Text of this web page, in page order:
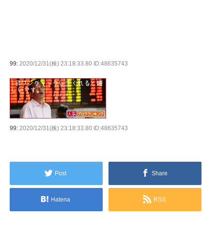
99: 2020/12/31(株) 23:18:33.80 ID:48635743
99: 2020/12/31(株) 23:18:33.80 ID:48635743
Post Share
Hatena RSS